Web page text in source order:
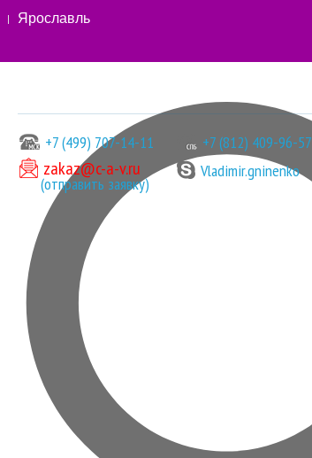
Ярославль
+7 (499) 707-14-11 +7 (812) 409-96-57
zakaz@c-a-v.ru
(отправить заявку)
Vladimir.gninenko